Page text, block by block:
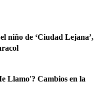
niño de ‘Ciudad Lejana’,
Llamo'? Cambios en la